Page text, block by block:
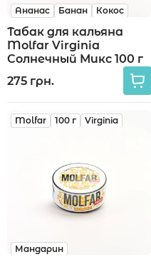
Ананас Банан Кокос
Табак для кальяна
Molfar Virginia
Солнечный Микс 100 г
275 грн.
Molfar 100 г Virginia
Мандарин